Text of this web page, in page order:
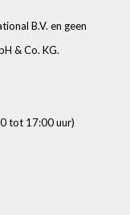
B.V. en geen
& Co. KG.
tot 17:00 uur)